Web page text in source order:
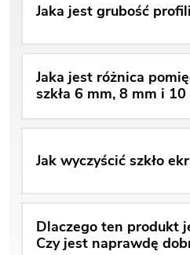
Jaka jest grubość
Jaka jest różnica
szkła 6 mm, 8 mm i 10
Jak wyczyścić szkło
Dlaczego ten produkt
Czy jest naprawdę